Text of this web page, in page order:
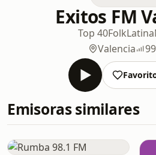
Exitos FM
Top 40FolkLatina
Valencia
Emisoras similares